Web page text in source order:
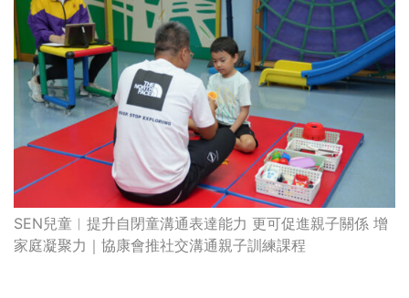
SEN兒童︱提升自閉童溝通表達能力 更可促進親子關係 增
家庭凝聚力｜協康會推社交溝通親子訓練課程